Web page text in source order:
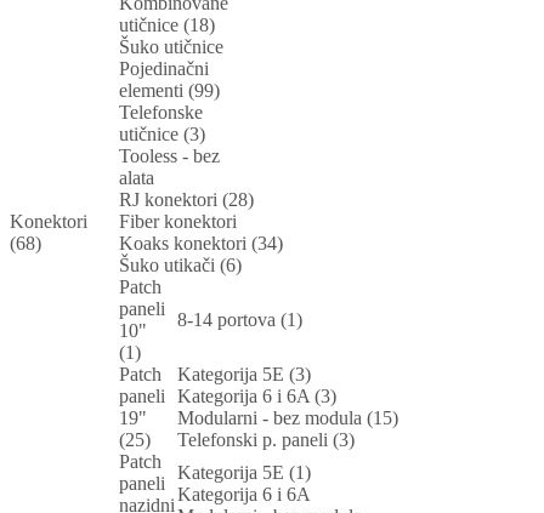
utičnice (18)
Šuko utičnice
Pojedinačni
elementi (99)
Telefonske
utičnice (3)
Tooless - bez
alata
Konektori
(68)
RJ konektori (28)
Fiber konektori
Koaks konektori (34)
Šuko utikači (6)
Patch
paneli
10"
(1)
8-14 portova (1)
Patch
paneli
19"
(25)
Kategorija 5E (3)
Kategorija 6 i 6A (3)
Modularni - bez modula (15)
Telefonski p. paneli (3)
Patch
paneli
nazidni
Kategorija 5E (1)
Kategorija 6 i 6A